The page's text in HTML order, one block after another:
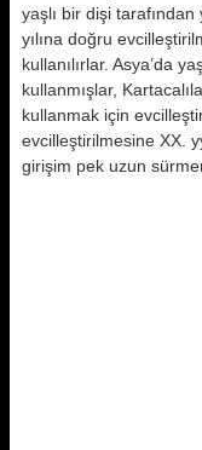
yaşlı bir dişi
yılına doğru
kullanılırlar. Asya’da
kullanmışlar,
kullanmak için
evcilleştirilmesine XX.
girişim pek uzun